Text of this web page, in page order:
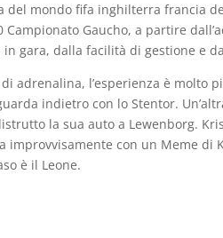
del mondo fifa inghilterra francia
Gaucho, a partire
gara, dalla facilità di gestione e
adrenalina, l’esperienza è molto
indietro con lo Stentor.
la sua auto a Lewenborg.
improvvisamente con un Meme di
è il Leone.